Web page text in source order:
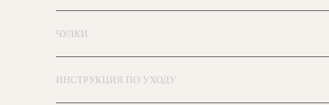
ЧУЛКИ
ИНСТРУКЦИЯ ПО УХОДУ